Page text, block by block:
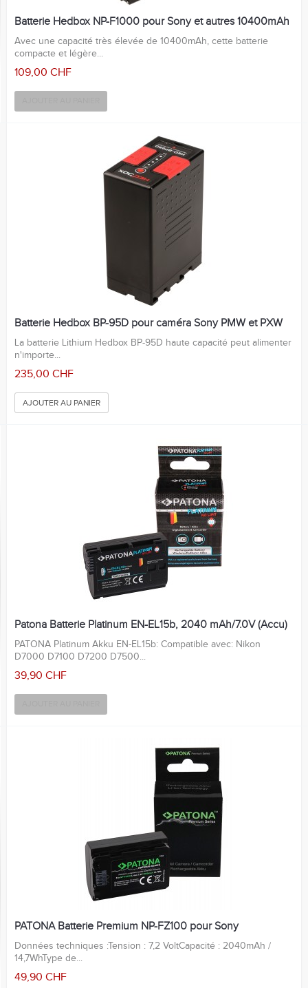
Batterie Hedbox NP-F1000 pour Sony et autres 10400mAh
Avec une capacité très élevée de 10400mAh, cette batterie
compacte et légère...
109,00 CHF
Batterie Hedbox BP-95D pour caméra Sony PMW et PXW
La batterie Lithium Hedbox BP-95D haute capacité peut alimenter
n'importe...
235,00 CHF
AJOUTER AU PANIER
Patona Batterie Platinum EN-EL15b, 2040 mAh/7.0V (Accu)
PATONA Platinum Akku EN-EL15b: Compatible avec: Nikon
D7000 D7100 D7200 D7500...
39,90 CHF
PATONA Batterie Premium NP-FZ100 pour Sony
Données techniques :Tension : 7,2 VoltCapacité : 2040mAh /
14,7WhType de...
49,90 CHF